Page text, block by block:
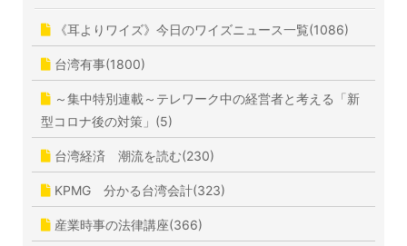
《耳よりワイズ》今日のワイズニュース一覧(1086)
台湾有事(1800)
～集中特別連載～テレワーク中の経営者と考える「新
型コロナ後の対策」(5)
台湾経済 潮流を読む(230)
KPMG 分かる台湾会計(323)
産業時事の法律講座(366)